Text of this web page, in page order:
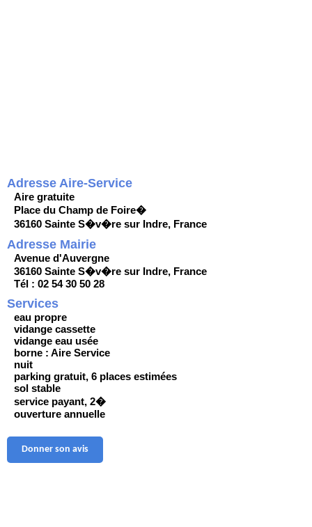
Adresse Aire-Service
Aire gratuite
Place du Champ de Foire�
36160 Sainte S�v�re sur Indre, France
Adresse Mairie
Avenue d'Auvergne
36160 Sainte S�v�re sur Indre, France
Tél : 02 54 30 50 28
Services
eau propre
vidange cassette
vidange eau usée
borne : Aire Service
nuit
parking gratuit, 6 places estimées
sol stable
service payant, 2�
ouverture annuelle
Donner son avis